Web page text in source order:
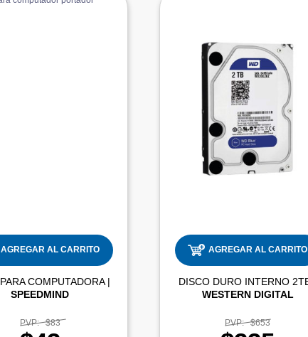
AGREGAR AL CARRITO
MESA PARA COMPUTADORA |
SPEEDMIND
PVP: $83
AGREGAR AL CARRITO
WESTERN DIGITAL
PVP: $653